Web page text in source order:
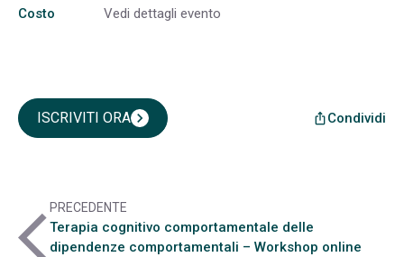
Costo Vedi dettagli evento
ISCRIVITI ORAchevron_right ios_shareCondividi
arrow_back_ios
PRECEDENTE
Terapia cognitivo comportamentale delle
dipendenze comportamentali – Workshop online